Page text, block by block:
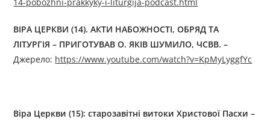
ВІРА ЦЕРКВИ (14).АКТИ НАБОЖНОСТІ, ОБРЯД ТА
ЛІТУРГІЯ– ПРИГОТУВАВ О. ЯКІВ ШУМИЛО, ЧСВВ.–
Джерелo: https://www.youtube.com/watch?v=KpMyLyggfYc
Віра Церкви (15): старозавітні витоки Христової Пасхи –